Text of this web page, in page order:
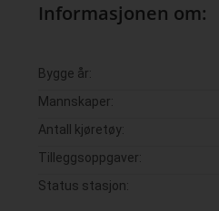
Informasjonen om:
Bygge år:
Mannskaper:
Antall kjøretøy:
Tilleggsoppgaver:
Status stasjon: